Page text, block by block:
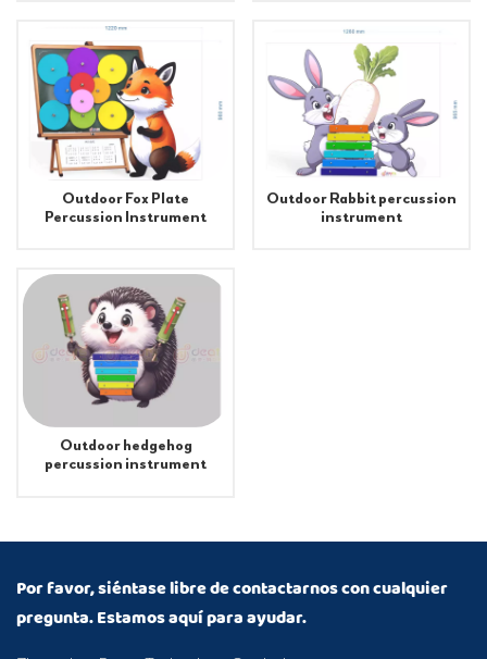
Outdoor Fox Plate
Percussion Instrument
Outdoor Rabbit percussion
instrument
Outdoor hedgehog
percussion instrument
Por favor, siéntase libre de contactarnos con cualquier
pregunta. Estamos aquí para ayudar.